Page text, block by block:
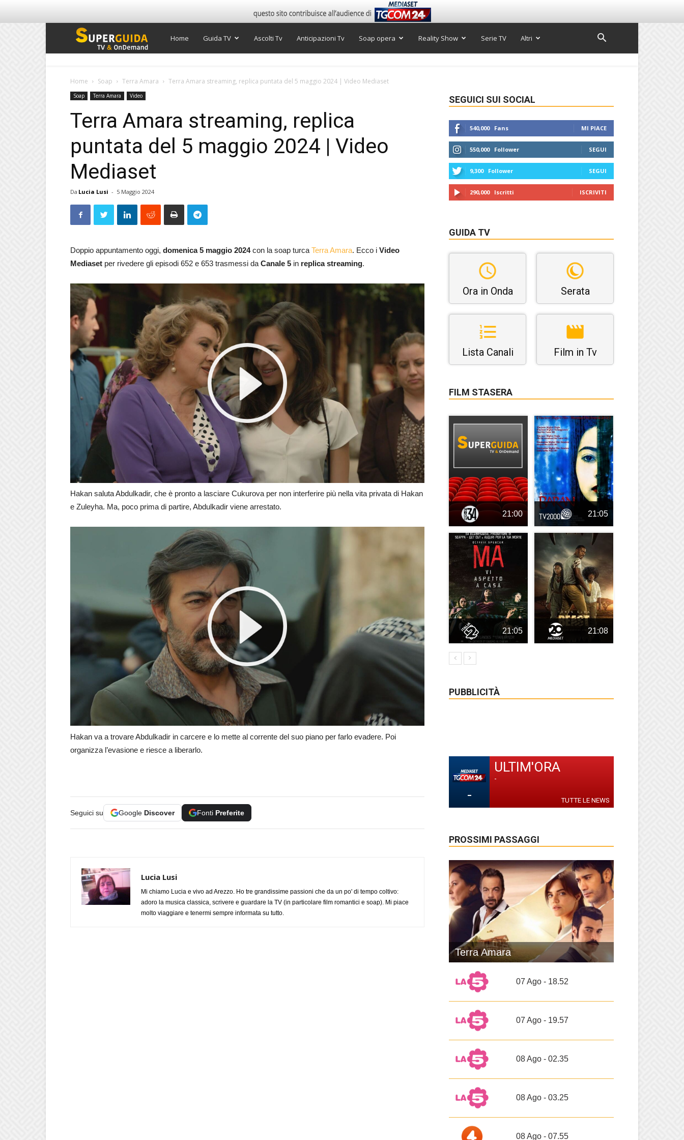
Super
Home Guida TV Ascolti Tv Anticipazioni Tv Soap opera Reality Show Serie TV Altri
Home Soap Terra Amara Terra Amara streaming, replica puntata del 5 maggio 2024 | Video Mediaset
Soap Terra Amara Video
Terra Amara streaming, replica
puntata del 5 maggio 2024 | Video
Mediaset
Da Lucia Lusi - 5 Maggio 2024
Doppio appuntamento oggi, domenica 5 maggio 2024con la soap turca Terra Amara. Ecco i Video
Mediaset per rivedere gli episodi 652 e 653 trasmessi da Canale 5 in replica streaming.
Hakan saluta Abdulkadir, che è pronto a lasciare Cukurova per non interferire più nella vita privata di Hakan
e Zuleyha. Ma, poco prima di partire, Abdulkadir viene arrestato.
Hakan va a trovare Abdulkadir in carcere e lo mette al corrente del suo piano per farlo evadere. Poi
organizza l’evasione e riesce a liberarlo.
Seguici su Google Discover Fonti Preferite
Lucia Lusi
Mi chiamo Lucia e vivo ad Arezzo. Ho tre grandissime passioni che da un po' di tempo coltivo:
adoro la musica classica, scrivere e guardare la TV (in particolare film romantici e soap). Mi piace
molto viaggiare e tenermi sempre informata su tutto.
SEGUICI SUI SOCIAL
540,000 Fans MI PIACE
550,000 Follower SEGUI
9,300 Follower SEGUI
290,000 Iscritti ISCRIVITI
GUIDA TV
Ora in Onda Serata
Lista Canali Film in Tv
FILM STASERA
21:00 21:05
21:05 21:08
PUBBLICITÀ
-
ULTIM'ORA
-
TUTTE LE NEWS
PROSSIMI PASSAGGI
Terra Amara
07 Ago - 18.52
07 Ago - 19.57
08 Ago - 02.35
08 Ago - 03.25
08 Ago - 07.55